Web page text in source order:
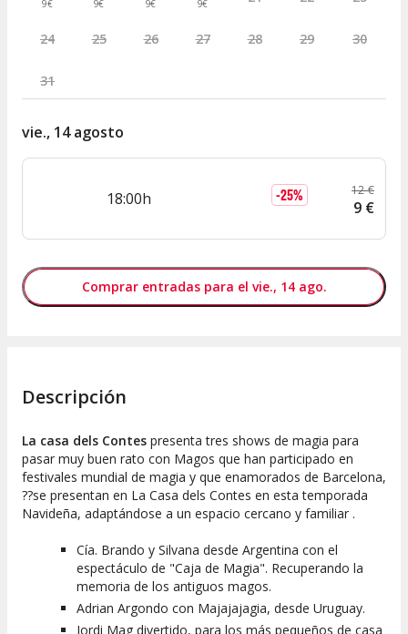
9€ 9€ 9€ 9€
24 25 26 27 28 29 30
31
vie., 14 agosto
18:00h -25% 12 €
9 €
Comprar entradas para el vie., 14 ago.
Descripción
La casa dels Contes presenta tres shows de magia para
pasar muy buen rato con Magos que han participado en
festivales mundial de magia y que enamorados de Barcelona,
??se presentan en La Casa dels Contes en esta temporada
Navideña, adaptándose a un espacio cercano y familiar .
Cía. Brando y Silvana desde Argentina con el
espectáculo de "Caja de Magia". Recuperando la
memoria de los antiguos magos.
Adrian Argondo con Majajajagia, desde Uruguay.
Jordi Mag divertido, para los más pequeños de casa